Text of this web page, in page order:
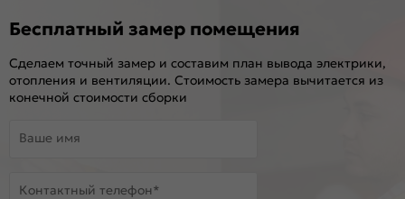
Бесплатный замер помещения
Сделаем точный замер и составим план вывода электрики,
отопления и вентиляции. Стоимость замера вычитается из
конечной стоимости сборки
Ваше имя
Контактный телефон*